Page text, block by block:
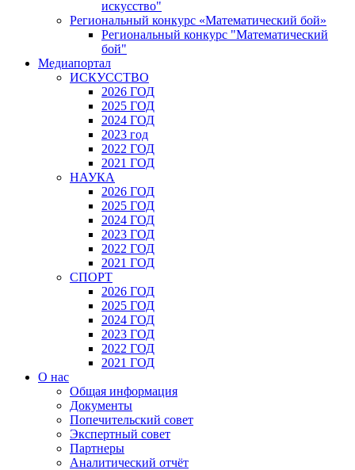
искусство"
Региональный конкурс «Математический бой»
Региональный конкурс "Математический
бой"
Медиапортал
ИСКУССТВО
2026 ГОД
2025 ГОД
2024 ГОД
2023 год
2022 ГОД
2021 ГОД
НАУКА
2026 ГОД
2025 ГОД
2024 ГОД
2023 ГОД
2022 ГОД
2021 ГОД
СПОРТ
2026 ГОД
2025 ГОД
2024 ГОД
2023 ГОД
2022 ГОД
2021 ГОД
О нас
Общая информация
Документы
Попечительский совет
Экспертный совет
Партнеры
Аналитический отчёт